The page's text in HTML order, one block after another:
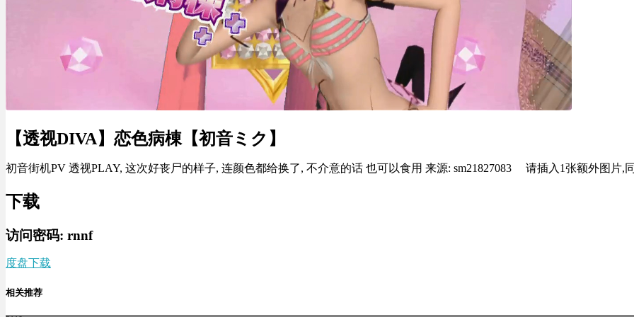
【透视DIVA】恋色病棟【初音ミク】
初音街机PV 透视PLAY, 这次好丧尸的样子, 连颜色都给换了, 不介意的话 也可以食用 来源: sm21827083 请插入1张额外图片,
下载
访问密码: rnnf
度盘下载
相关推荐